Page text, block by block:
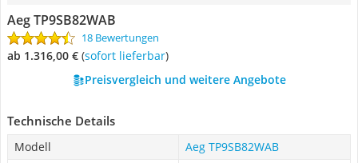
Aeg TP9SB82WAB
18 Bewertungen
ab 1.316,00 € ( Sofort lieferbar)
Preisvergleich und weitere Angebote
Technische Details
Modell
Aeg TP9SB82WAB